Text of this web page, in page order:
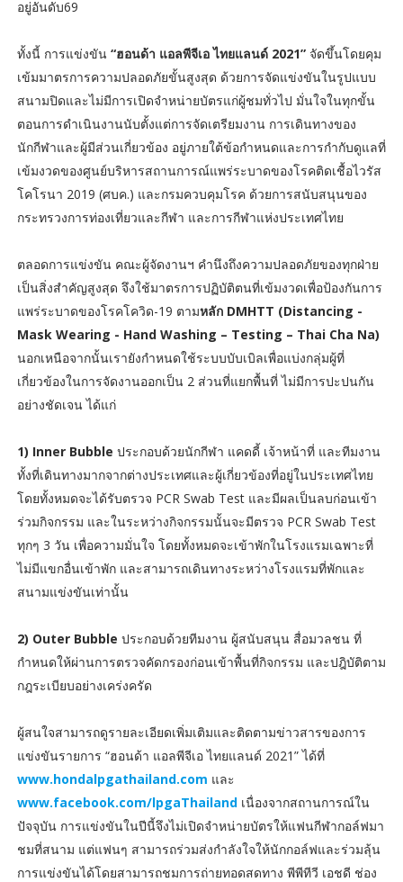
อยู่อันดับ69
ทั้งนี้ การแข่งขัน“ฮอนด้า แอลพีจีเอ ไทยแลนด์ 2021” จัดขึ้นโดยคุม
เข้มมาตรการความปลอดภัยขั้นสูงสุด ด้วยการจัดแข่งขันในรูปแบบ
สนามปิดและไม่มีการเปิดจำหน่ายบัตรแก่ผู้ชมทั่วไป มั่นใจในทุกขั้น
ตอนการดำเนินงานนับตั้งแต่การจัดเตรียมงาน การเดินทางของ
นักกีฬาและผู้มีส่วนเกี่ยวข้อง อยู่ภายใต้ข้อกำหนดและการกำกับดูแลที่
เข้มงวดของศูนย์บริหารสถานการณ์แพร่ระบาดของโรคติดเชื้อไวรัส
โคโรนา 2019 (ศบค.) และกรมควบคุมโรค ด้วยการสนับสนุนของ
กระทรวงการท่องเที่ยวและกีฬา และการกีฬาแห่งประเทศไทย
ตลอดการแข่งขัน คณะผู้จัดงานฯ คำนึงถึงความปลอดภัยของทุกฝ่าย
เป็นสิ่งสำคัญสูงสุด จึงใช้มาตรการปฏิบัติตนที่เข้มงวดเพื่อป้องกันการ
แพร่ระบาดของโรคโควิด-19 ตามหลัก DMHTT (Distancing -
Mask Wearing - Hand Washing – Testing – Thai Cha Na)
นอกเหนือจากนั้นเรายังกำหนดใช้ระบบบับเบิลเพื่อแบ่งกลุ่มผู้ที่
เกี่ยวข้องในการจัดงานออกเป็น 2 ส่วนที่แยกพื้นที่ ไม่มีการปะปนกัน
อย่างชัดเจน ได้แก่
1) Inner Bubble ประกอบด้วยนักกีฬา แคดดี้ เจ้าหน้าที่ และทีมงาน
ทั้งที่เดินทางมากจากต่างประเทศและผู้เกี่ยวข้องที่อยู่ในประเทศไทย
โดยทั้งหมดจะได้รับตรวจ PCR Swab Test และมีผลเป็นลบก่อนเข้า
ร่วมกิจกรรม และในระหว่างกิจกรรมนั้นจะมีตรวจ PCR Swab Test
ทุกๆ 3 วัน เพื่อความมั่นใจ โดยทั้งหมดจะเข้าพักในโรงแรมเฉพาะที่
ไม่มีแขกอื่นเข้าพัก และสามารถเดินทางระหว่างโรงแรมที่พักและ
สนามแข่งขันเท่านั้น
2) Outer Bubble ประกอบด้วยทีมงาน ผู้สนับสนุน สื่อมวลชน ที่
กำหนดให้ผ่านการตรวจคัดกรองก่อนเข้าพื้นที่กิจกรรม และปฎิบัติตาม
กฎระเบียบอย่างเคร่งครัด
ผู้สนใจสามารถดูรายละเอียดเพิ่มเติมและติดตามข่าวสารของการ
แข่งขันรายการ “ฮอนด้า แอลพีจีเอ ไทยแลนด์ 2021” ได้ที่
www.hondalpgathailand.com และ
www.facebook.com/lpgaThailandเนื่องจากสถานการณ์ใน
ปัจจุบัน การแข่งขันในปีนี้จึงไม่เปิดจำหน่ายบัตรให้แฟนกีฬากอล์ฟมา
ชมที่สนาม แต่แฟนๆ สามารถร่วมส่งกำลังใจให้นักกอล์ฟและร่วมลุ้น
การแข่งขันได้โดยสามารถชมการถ่ายทอดสดทาง พีพีทีวี เอชดี ช่อง